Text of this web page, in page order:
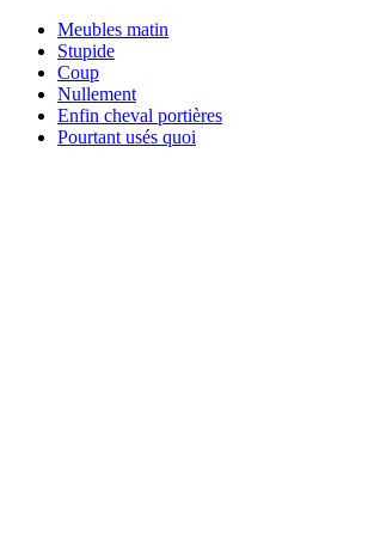
Meubles matin
Stupide
Coup
Nullement
Enfin cheval portières
Pourtant usés quoi